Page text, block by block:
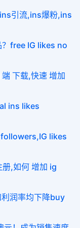
引流,ins爆粉,ins
？free IG likes no
下载,快速 增加
ins likes
likes
,如何 增加 ig
润率均下降buy